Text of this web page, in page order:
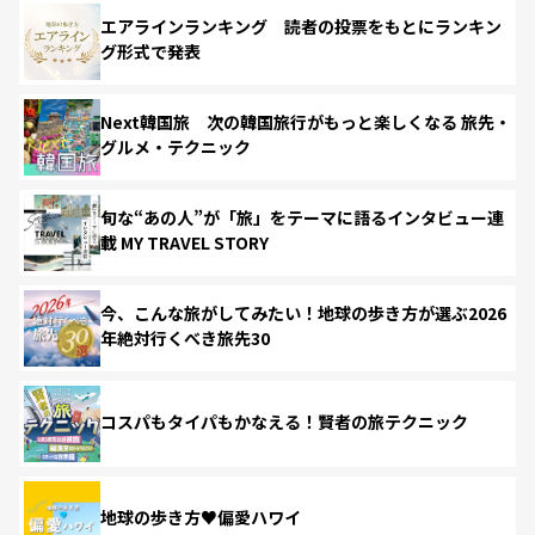
エアラインランキング 読者の投票をもとにランキン
グ形式で発表
Next韓国旅 次の韓国旅行がもっと楽しくなる 旅先・
グルメ・テクニック
旬な“あの人”が「旅」をテーマに語るインタビュー連
載 MY TRAVEL STORY
今、こんな旅がしてみたい！地球の歩き方が選ぶ2026
年絶対行くべき旅先30
コスパもタイパもかなえる！賢者の旅テクニック
地球の歩き方♥偏愛ハワイ